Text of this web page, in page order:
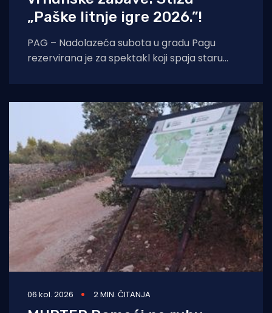
„Paške litnje igre 2026.”!
PAG – Nadolazeća subota u gradu Pagu
rezervirana je za spektakl koji spaja staru
06 kol. 2026 2 MIN. ČITANJA